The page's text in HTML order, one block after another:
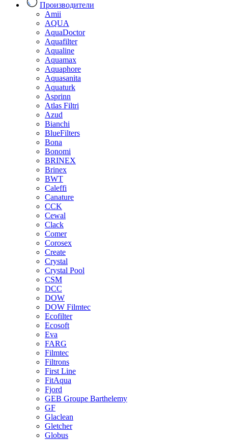
Производители
Amii
AQUA
AquaDoctor
Aquafilter
Aqualine
Aquamax
Aquaphore
Aquasanita
Aquaturk
Asprinn
Atlas Filtri
Azud
Bianchi
BlueFilters
Bona
Bonomi
BRINEX
Brinex
BWT
Caleffi
Canature
CCK
Cewal
Clack
Comer
Corosex
Create
Crystal
Crystal Pool
CSM
DCC
DOW
DOW Filmtec
Ecofilter
Ecosoft
Eva
FARG
Filmtec
Filtrons
First Line
FitAqua
Fjord
GEB Groupe Barthelemy
GF
Glaclean
Gletcher
Globus